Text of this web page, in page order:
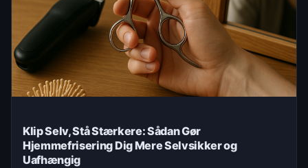
Klip Selv, Stå Stærkere: Sådan Gør
Hjemmefrisering Dig Mere Selvsikker og
Uafhængig